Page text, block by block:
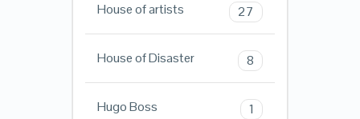
House of artists 27
House of Disaster 8
Hugo Boss 1